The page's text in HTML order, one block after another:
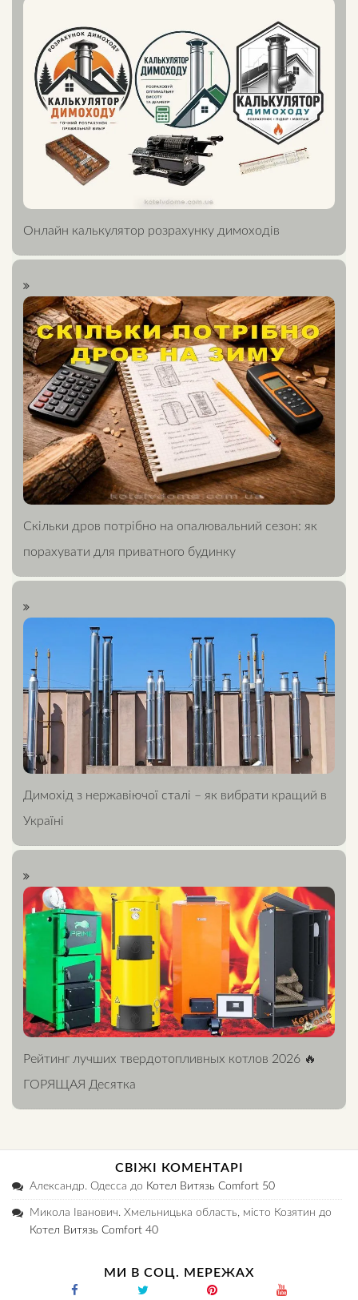
Онлайн калькулятор розрахунку димоходів
Скільки дров потрібно на опалювальний сезон: як
порахувати для приватного будинку
Димохід з нержавіючої сталі – як вибрати кращий в
Україні
Рейтинг лучших твердотопливных котлов 2026 🔥
ГОРЯЩАЯ Десятка
СВІЖІ КОМЕНТАРІ
Александр. Одесса до Котел Витязь Comfort 50
Микола Іванович. Хмельницька область, місто Козятин до
Котел Витязь Comfort 40
МИ В СОЦ. МЕРЕЖАХ